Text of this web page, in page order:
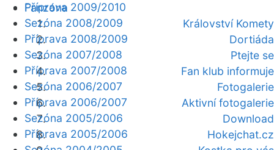
Fanzóna
Království Komety
Dortiáda
Ptejte se
Fan klub informuje
Fotogalerie
Aktivní fotogalerie
Download
Hokejchat.cz
Příprava 2009/2010
Sezóna 2008/2009
Příprava 2008/2009
Sezóna 2007/2008
Příprava 2007/2008
Sezóna 2006/2007
Příprava 2006/2007
Sezóna 2005/2006
Příprava 2005/2006